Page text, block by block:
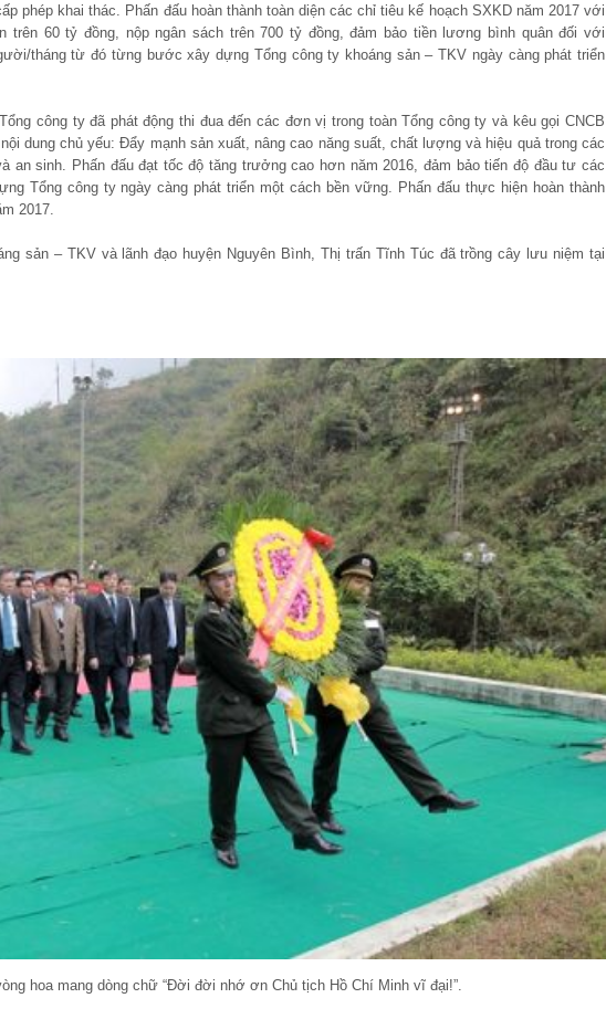
phép khai thác. Phấn đấu hoàn thành toàn diện các chỉ tiêu kế hoạch SXKD năm 2017 với
trên 60 tỷ đồng, nộp ngân sách trên 700 tỷ đồng, đảm bảo tiền lương bình quân đối với
tháng từ đó từng bước xây dựng Tổng công ty khoáng sản – TKV ngày càng phát triển
công ty đã phát động thi đua đến các đơn vị trong toàn Tổng công ty và kêu gọi CNCB
dung chủ yếu: Đẩy mạnh sản xuất, nâng cao năng suất, chất lượng và hiệu quả trong các
an sinh. Phấn đấu đạt tốc độ tăng trưởng cao hơn năm 2016, đảm bảo tiến độ đầu tư các
Tổng công ty ngày càng phát triển một cách bền vững. Phấn đấu thực hiện hoàn thành
2017.
sản – TKV và lãnh đạo huyện Nguyên Bình, Thị trấn Tĩnh Túc đã trồng cây lưu niệm tại
hoa mang dòng chữ “Đời đời nhớ ơn Chủ tịch Hồ Chí Minh vĩ đại!”.